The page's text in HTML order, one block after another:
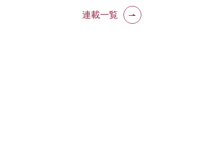
連載一覧